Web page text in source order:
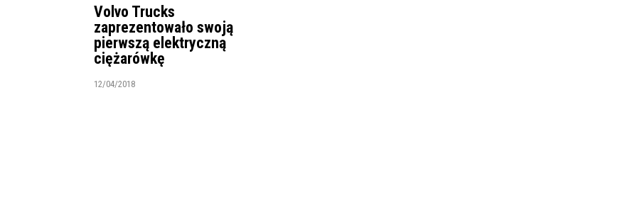
Volvo Trucks
zaprezentowało swoją
pierwszą elektryczną
ciężarówkę
12/04/2018